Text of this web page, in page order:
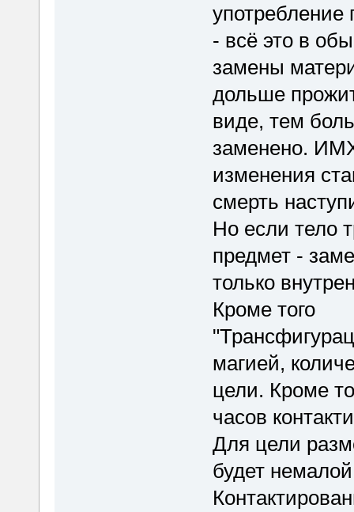
- всё это в
замены
дольше
виде, тем
заменено.
изменения
смерть
Но если тело
предмет -
только
Кроме того
магией,
цели. Кроме
часов
Для цели
будет